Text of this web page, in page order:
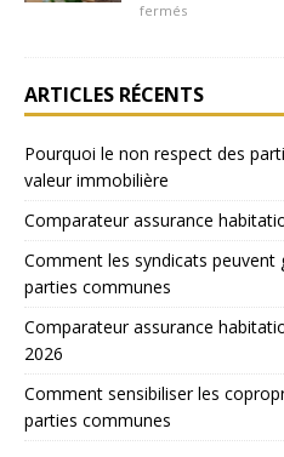
fermés
ARTICLES RÉCENTS
Pourquoi le non respect des
valeur immobilière
Comparateur assurance
Comment les syndicats peuvent
parties communes
Comparateur assurance
2026
Comment sensibiliser les
parties communes